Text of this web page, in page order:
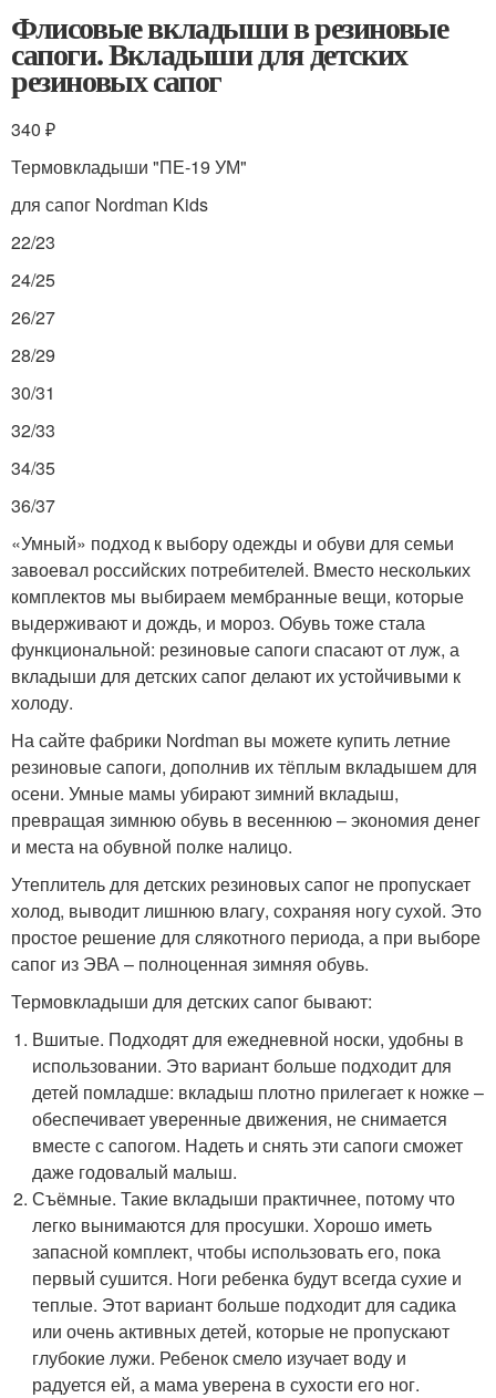
Флисовые вкладыши в резиновые
сапоги. Вкладыши для детских
резиновых сапог
340 ₽
Термовкладыши "ПЕ-19 УМ"
для сапог Nordman Kids
22/23
24/25
26/27
28/29
30/31
32/33
34/35
36/37
«Умный» подход к выбору одежды и обуви для семьи
завоевал российских потребителей. Вместо нескольких
комплектов мы выбираем мембранные вещи, которые
выдерживают и дождь, и мороз. Обувь тоже стала
функциональной: резиновые сапоги спасают от луж, а
вкладыши для детских сапог делают их устойчивыми к
холоду.
На сайте фабрики Nordman вы можете купить летние
резиновые сапоги, дополнив их тёплым вкладышем для
осени. Умные мамы убирают зимний вкладыш,
превращая зимнюю обувь в весеннюю – экономия денег
и места на обувной полке налицо.
Утеплитель для детских резиновых сапог не пропускает
холод, выводит лишнюю влагу, сохраняя ногу сухой. Это
простое решение для слякотного периода, а при выборе
сапог из ЭВА – полноценная зимняя обувь.
Термовкладыши для детских сапог бывают:
Вшитые. Подходят для ежедневной носки, удобны в
использовании. Это вариант больше подходит для
детей помладше: вкладыш плотно прилегает к ножке –
обеспечивает уверенные движения, не снимается
вместе с сапогом. Надеть и снять эти сапоги сможет
даже годовалый малыш.
Съёмные. Такие вкладыши практичнее, потому что
легко вынимаются для просушки. Хорошо иметь
запасной комплект, чтобы использовать его, пока
первый сушится. Ноги ребенка будут всегда сухие и
теплые. Этот вариант больше подходит для садика
или очень активных детей, которые не пропускают
глубокие лужи. Ребенок смело изучает воду и
радуется ей, а мама уверена в сухости его ног.